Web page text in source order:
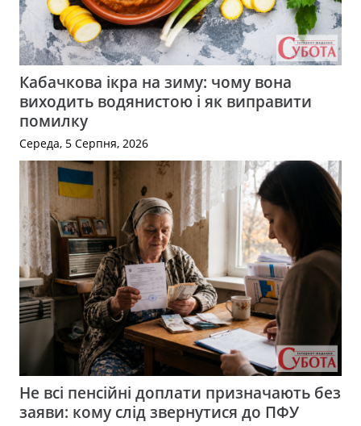
Кабачкова ікра на зиму: чому вона
виходить водянистою і як виправити
помилку
Середа, 5 Серпня, 2026
Не всі пенсійні доплати призначають без
заяви: кому слід звернутися до ПФУ